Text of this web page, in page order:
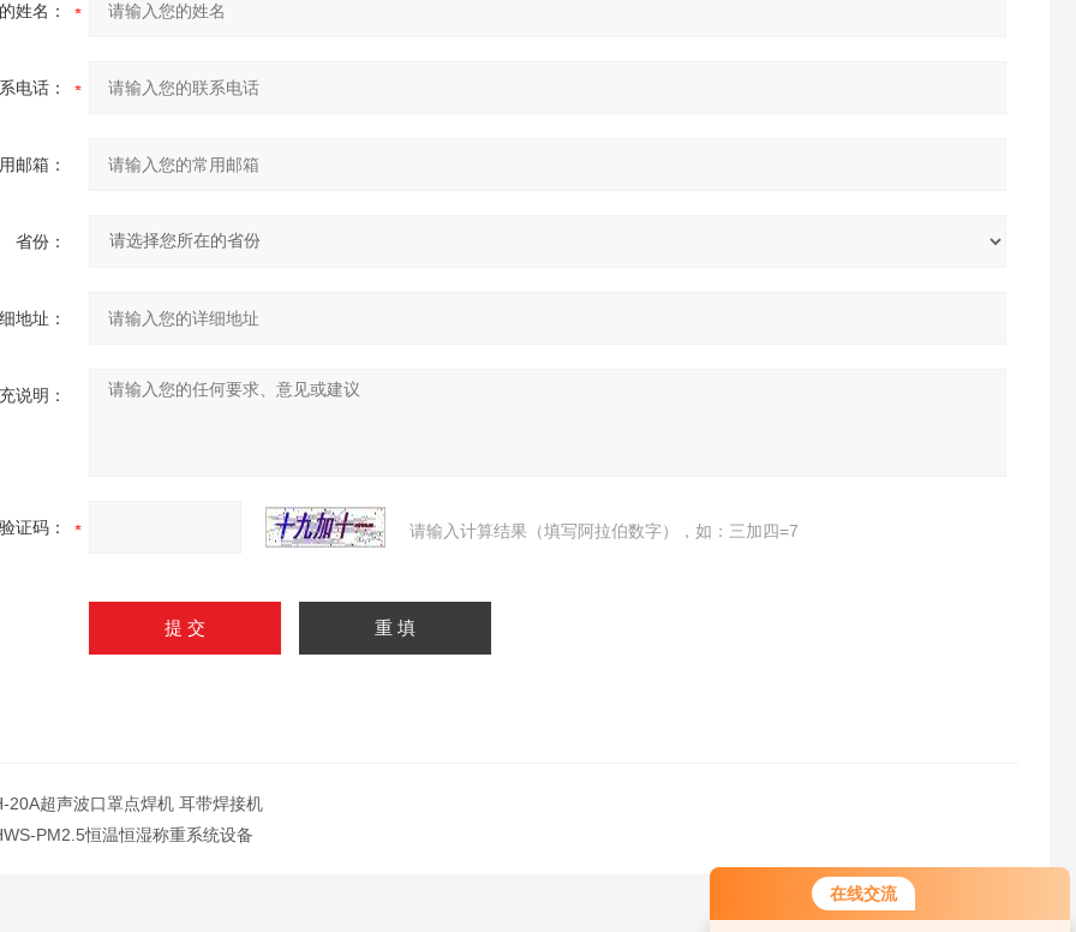
在线交流
您好！欢迎前来咨询，很高兴为您
姓名：
电话：
邮箱：
省份：
地址：
说明：
验证码： 请输入计算结果（填写阿拉伯数字），如：三加四=7
20A超声波口罩点焊机 耳带焊接机
PM2.5恒温恒湿称重系统设备